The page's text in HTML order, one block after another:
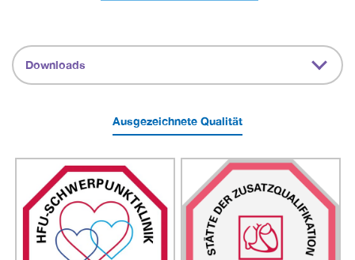
Downloads
Ausgezeichnete Qualität